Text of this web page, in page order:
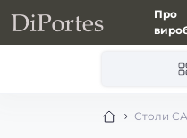
Про
Столи